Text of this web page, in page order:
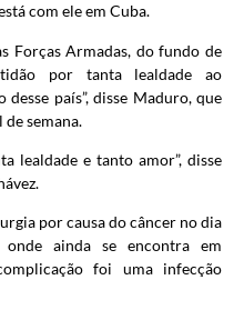
com ele em Cuba.
Forças Armadas, do fundo de
por tanta lealdade ao
país”, disse Maduro, que
semana.
lealdade e tanto amor”, disse
por causa do câncer no dia
ainda se encontra em
foi uma infecção